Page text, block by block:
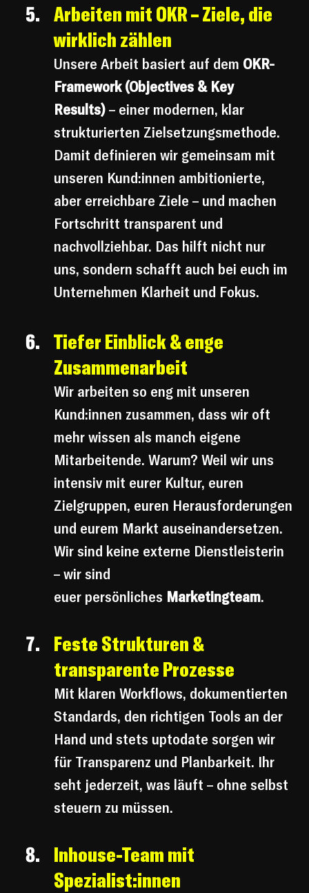
Arbeiten mit OKR – Ziele, die
wirklich zählen
Unsere Arbeit basiert auf dem OKR-
Framework (Objectives & Key
Results) – einer modernen, klar
strukturierten Zielsetzungsmethode.
Damit definieren wir gemeinsam mit
unseren Kund:innen ambitionierte,
aber erreichbare Ziele – und machen
Fortschritt transparent und
nachvollziehbar. Das hilft nicht nur
uns, sondern schafft auch bei euch im
Unternehmen Klarheit und Fokus.
Tiefer Einblick & enge
Zusammenarbeit
Wir arbeiten so eng mit unseren
Kund:innen zusammen, dass wir oft
mehr wissen als manch eigene
Mitarbeitende. Warum? Weil wir uns
intensiv mit eurer Kultur, euren
Zielgruppen, euren Herausforderungen
und eurem Markt auseinandersetzen.
Wir sind keine externe Dienstleisterin
– wir sind
euer persönliches Marketingteam.
Feste Strukturen &
transparente Prozesse
Mit klaren Workflows, dokumentierten
Standards, den richtigen Tools an der
Hand und stets uptodate sorgen wir
für Transparenz und Planbarkeit. Ihr
seht jederzeit, was läuft – ohne selbst
steuern zu müssen.
Inhouse-Team mit
Spezialist:innen